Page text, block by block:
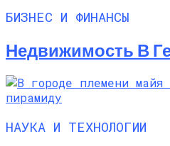
БИЗНЕС И ФИНАНСЫ
Недвижимость В
НАУКА И ТЕХНОЛОГИИ